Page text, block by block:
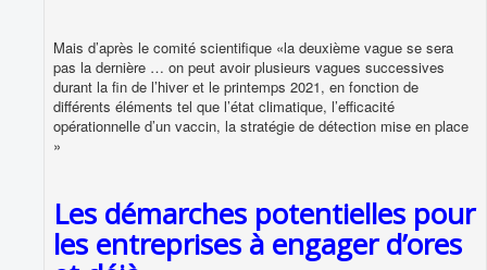
Mais d’après le comité scientifique «la deuxième vague se sera
pas la dernière … on peut avoir plusieurs vagues successives
durant la fin de l’hiver et le printemps 2021, en fonction de
différents éléments tel que l’état climatique, l’efficacité
opérationnelle d’un vaccin, la stratégie de détection mise en place
»
Les démarches potentielles pour
les entreprises à engager d’ores